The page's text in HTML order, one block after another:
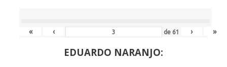
« ‹ de 61 › »
EDUARDO NARANJO: